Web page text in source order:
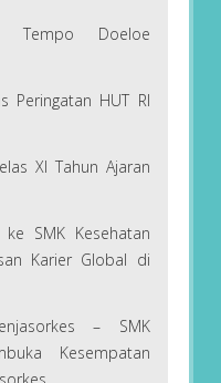
Tempo Doeloe
Peringatan HUT RI
XI Tahun Ajaran
ke SMK Kesehatan
Karier Global di
– SMK
Kesempatan